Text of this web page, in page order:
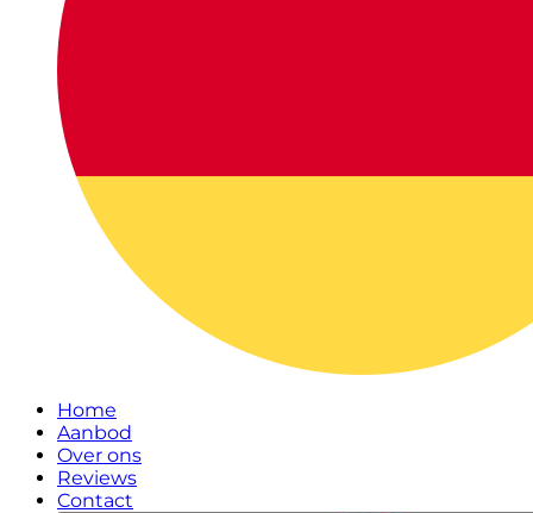
Home
Aanbod
Over ons
Reviews
Contact